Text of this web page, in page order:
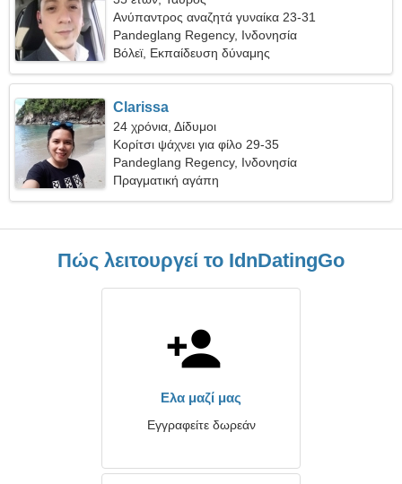
Ανύπαντρος αναζητά γυναίκα 23-31
Pandeglang Regency, Ινδονησία
Βόλεϊ, Εκπαίδευση δύναμης
Clarissa
24 χρόνια, Δίδυμοι
Κορίτσι ψάχνει για φίλο 29-35
Pandeglang Regency, Ινδονησία
Πραγματική αγάπη
Πώς λειτουργεί το IdnDatingGo
Ελα μαζί μας
Εγγραφείτε δωρεάν